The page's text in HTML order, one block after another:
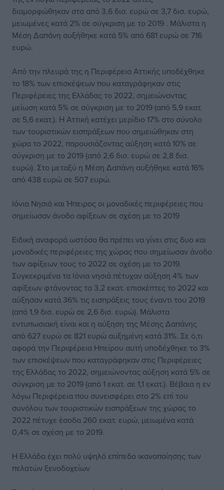
διαμορφώθηκαν στα από 3,6 δισ. ευρώ σε 3,7 δισ. ευρώ,
μειωμένες κατά 2% σε σύγκριση με το 2019 . Μάλιστα η
Μέση Δαπάνη αυξήθηκε κατά 5% από 681 ευρώ σε 716
ευρώ.
Από την πλευρά της η Περιφέρεια Αττικής υποδέχθηκε
το 18% των επισκέψεων που καταγράφηκαν στις
Περιφέρειες της Ελλάδας το 2022, σημειώνοντας
μείωση κατά 5% σε σύγκριση με το 2019 (από 5,9 εκατ.
σε 5,6 εκατ.). Η Αττική κατέχει μερίδιο 17% στο σύνολο
των τουριστικών εισπράξεων που σημειώθηκαν στη
χώρα το 2022, παρουσιάζοντας αύξηση κατά 10% σε
σύγκριση με το 2019 (από 2,6 δισ. ευρώ σε 2,8 δισ.
ευρώ). Στο μεταξύ η Μέση Δαπάνη αυξήθηκε κατά 16%
από 438 ευρώ σε 507 ευρώ.
Ιόνια Νησιά και Ήπειρος οι μοναδικές περιφέρειες που
σημείωσαν άνοδο αφίξεων σε σχέση με το 2019
Ειδική αναφορά ωστόσο θα πρέπει να γίνει στις δυο και
μοναδικές περιφέρειες της χώρας που σημείωσαν άνοδο
των αφίξεων τους το 2022 σε σχέση με το 2019.
Συγκεκριμένα τα Ιόνια νησιά πέτυχαν αύξηση 4% των
αφίξεων φτάνοντας τα 3,2 εκατ. επισκέπτες το 2022 και
αύξησαν κατά 36% τις εισπράξεις τους έναντι του 2019
(από 1,9 δισ. ευρώ σε 2,6 δισ. ευρώ). Μάλιστα
εντυπωσιακή είναι και η αύξηση της Μέσης Δαπάνης
από 627 ευρώ σε 821 ευρώ αυξημένη κατά 31%. Σε ό,τι
αφορά την Περιφέρεια Ηπείρου αυτή υποδέχθηκε το 3%
των επισκέψεων που καταγράφηκαν στις Περιφέρειες
της Ελλάδας το 2022, σημειώνοντας αύξηση κατά 5% σε
σύγκριση με το 2019 (από 1 εκατ. σε 1,1 εκατ.). Βέβαια η εν
λόγω Περιφέρεια που συνεισφέρει στο 2% επί του
συνόλου των τουριστικών εισπράξεων της χώρας το
2022 πέτυχε έσοδα 260 εκατ. ευρώ, μειωμένα κατά
0,4% σε σχέση με το 2019.
H Ελλάδα έχει πολύ υψηλό επίπεδο ικανοποίησης των
πελατών ξενοδοχείων